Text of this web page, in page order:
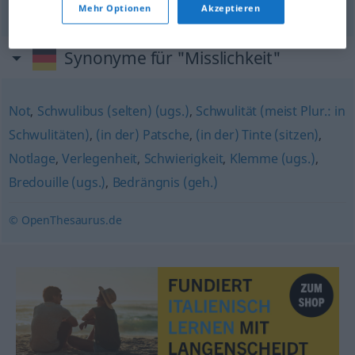
Synonyme für "Misslichkeit"
Not, Schwulibus (selten) (ugs.), Schwulität (meist Plur.: in
Schwulitäten), (in der) Patsche, (in der) Tinte (sitzen),
Notlage,Verlegenheit, Schwierigkeit, Klemme (ugs.),
Bredouille (ugs.), Bedrängnis (geh.)
© OpenThesaurus.de
Mehr Optionen Akzeptieren